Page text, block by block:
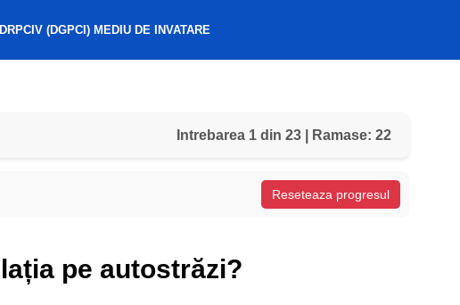
DRPCIV (DGPCI) MEDIU DE INVATARE
Intrebarea 1 din 23 | Ramase: 22
Reseteaza progresul
pe autostrăzi?